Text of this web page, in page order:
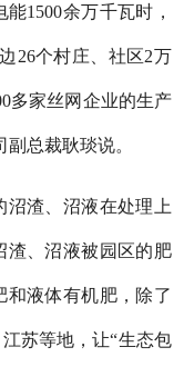
1500余万千瓦时，
26个村庄、社区2万
多家丝网企业的生产
总裁耿琰说。
渣、沼液在处理上
渣、沼液被园区的肥
和液体有机肥，除了
苏等地，让“生态包